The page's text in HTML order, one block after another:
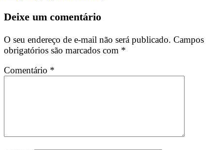
Deixe um comentário
O seu endereço de e-mail não será publicado. Campos
obrigatórios são marcados com *
Comentário *